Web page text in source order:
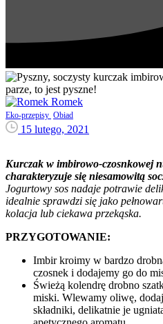
Romek
Eko-przepisy Obiad
15 lutego, 2021
Kurczak w imbirowo-czosnkowej
charakteryzuje się niesamowitą
Jogurtowy sos nadaje potrawie
idealnie sprawdzi się jako
kolacja lub ciekawa przekąska.
PRZYGOTOWANIE:
Imbir kroimy w bardzo
czosnek i dodajemy go do
Świeżą kolendrę drobno
miski. Wlewamy oliwę,
składniki, delikatnie je